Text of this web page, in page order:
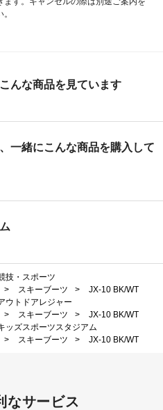
んな商品を見ています
一緒にこんな商品を購入して
技・スポーツ
> スキーブーツ >
JX-10 BK/WT
ウトドアレジャー
> スキーブーツ >
JX-10 BK/WT
ッズスポーツスタジアム
> スキーブーツ > JX-10 BK/WT
なサービス